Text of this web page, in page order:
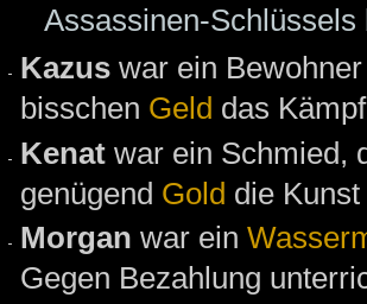
Assassinen-Schlüssels
Kazus war ein
bisschen Geld das
Kenat war ein Schmied,
genügend Gold die
Morgan war ein
Gegen Bezahlung